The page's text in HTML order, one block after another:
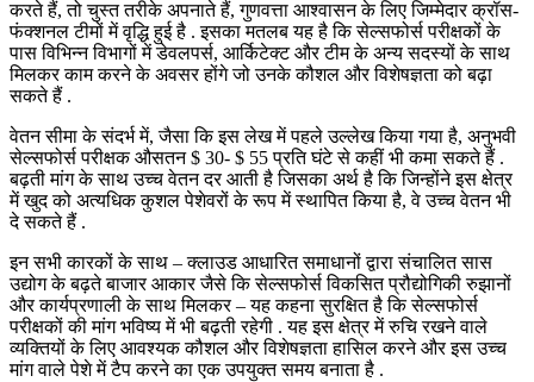
करते हैं, तो चुस्त तरीके अपनाते हैं, गुणवत्ता आश्वासन के लिए जिम्मेदार क्रॉस-
फंक्शनल टीमों में वृद्धि हुई है . इसका मतलब यह है कि सेल्सफोर्स परीक्षकों के
पास विभिन्न विभागों में डेवलपर्स, आर्किटेक्ट और टीम के अन्य सदस्यों के साथ
मिलकर काम करने के अवसर होंगे जो उनके कौशल और विशेषज्ञता को बढ़ा
सकते हैं .
वेतन सीमा के संदर्भ में, जैसा कि इस लेख में पहले उल्लेख किया गया है, अनुभवी
सेल्सफोर्स परीक्षक औसतन $ 30- $ 55 प्रति घंटे से कहीं भी कमा सकते हैं .
बढ़ती मांग के साथ उच्च वेतन दर आती है जिसका अर्थ है कि जिन्होंने इस क्षेत्र
में खुद को अत्यधिक कुशल पेशेवरों के रूप में स्थापित किया है, वे उच्च वेतन भी
दे सकते हैं .
इन सभी कारकों के साथ – क्लाउड आधारित समाधानों द्वारा संचालित सास
उद्योग के बढ़ते बाजार आकार जैसे कि सेल्सफोर्स विकसित प्रौद्योगिकी रुझानों
और कार्यप्रणाली के साथ मिलकर – यह कहना सुरक्षित है कि सेल्सफोर्स
परीक्षकों की मांग भविष्य में भी बढ़ती रहेगी . यह इस क्षेत्र में रुचि रखने वाले
व्यक्तियों के लिए आवश्यक कौशल और विशेषज्ञता हासिल करने और इस उच्च
मांग वाले पेशे में टैप करने का एक उपयुक्त समय बनाता है .